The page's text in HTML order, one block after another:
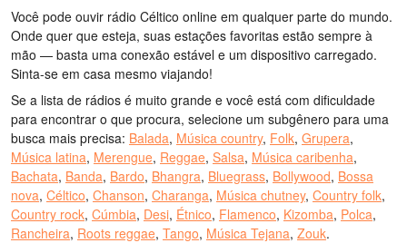
Você pode ouvir rádio Céltico online em qualquer parte do mundo.
Onde quer que esteja, suas estações favoritas estão sempre à
mão — basta uma conexão estável e um dispositivo carregado.
Sinta-se em casa mesmo viajando!
Se a lista de rádios é muito grande e você está com dificuldade
para encontrar o que procura, selecione um subgênero para uma
busca mais precisa: Balada, Música country, Folk, Grupera,
Música latina, Merengue, Reggae, Salsa, Música caribenha,
Bachata, Banda, Bardo, Bhangra, Bluegrass, Bollywood, Bossa
nova, Céltico, Chanson, Charanga, Música chutney, Country folk,
Country rock, Cúmbia, Desi, Étnico, Flamenco, Kizomba, Polca,
Rancheira, Roots reggae, Tango, Música Tejana, Zouk.